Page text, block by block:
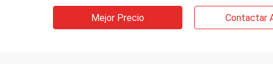
Mejor Precio Contactar